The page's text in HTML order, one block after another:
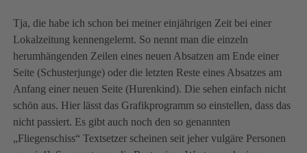
Tja, die habe ich schon bei meiner einjährigen Zeit bei einer
Lokalzeitung kennengelernt. So nennt man die einzeln
herumhängenden Zeilen eines neuen Absatzen am Ende einer
Seite (Schusterjunge) oder die letzten Reste eines Absatzes am
Anfang einer neuen Seite (Hurenkind). Die sehen einfach nicht
schön aus. Hier lässt das Grafikprogramm so einstellen, dass das
nicht passiert. Es gibt auch noch den so genannten
„Fliegenschiss“ Textsetzer scheinen seit jeher vulgäre Personen